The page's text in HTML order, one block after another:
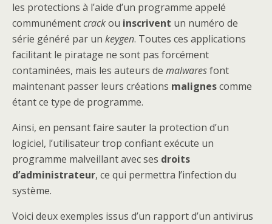
les protections à l’aide d’un programme appelé
communémentcrackou inscrivent un numéro de
série généré par un keygen. Toutes ces applications
facilitant le piratage ne sont pas forcément
contaminées, mais les auteurs de malwaresfont
maintenant passer leurs créations malignescomme
étant ce type de programme.
Ainsi, en pensant faire sauter la protection d’un
logiciel, l’utilisateur trop confiant exécute un
programme malveillant avec ses droits
d’administrateur, ce qui permettra l’infection du
système.
Voici deux exemples issus d’un rapport d’un antivirus